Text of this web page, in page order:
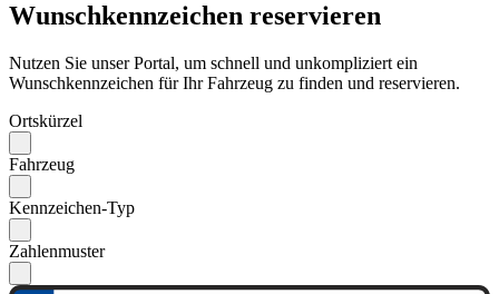
Wunschkennzeichen reservieren
Nutzen Sie unser Portal, um schnell und unkompliziert ein
Wunschkennzeichen für Ihr Fahrzeug zu finden und reservieren.
Ortskürzel
Fahrzeug
Kennzeichen-Typ
Zahlenmuster